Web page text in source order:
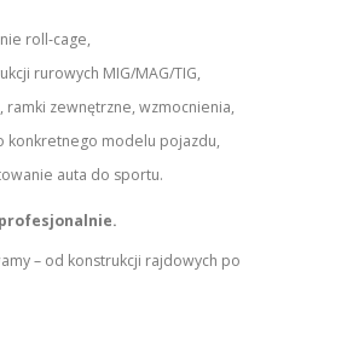
roll‑cage,
rurowych MIG/MAG/TIG,
ramki zewnętrzne, wzmocnienia,
konkretnego modelu pojazdu,
auta do sportu.
– od konstrukcji rajdowych po